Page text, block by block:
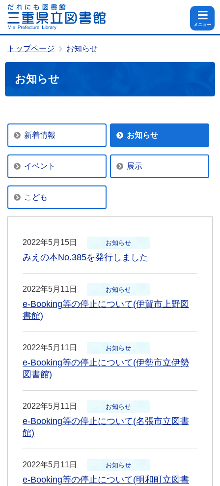
メニュー
トップページ お知らせ
お知らせ
新着情報 お知らせ
イベント 展示
こども
2022年5月15日 お知らせ
みえの本No.385を発行しました
2022年5月11日 お知らせ
e-Booking等の停止について(伊賀市上野図
書館)
2022年5月11日 お知らせ
e-Booking等の停止について(伊勢市立伊勢
図書館)
2022年5月11日 お知らせ
e-Booking等の停止について(名張市立図書
館)
2022年5月11日 お知らせ
e-Booking等の停止について(明和町立図書